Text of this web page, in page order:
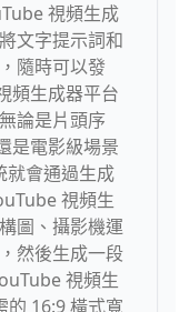
視頻生成
文字提示詞和
隨時可以發
頻生成器平台
論是片頭序
是電影級場景
會通過生成
視頻生
圖、攝影機運
然後生成一段
視頻生
的 16:9 橫式寬